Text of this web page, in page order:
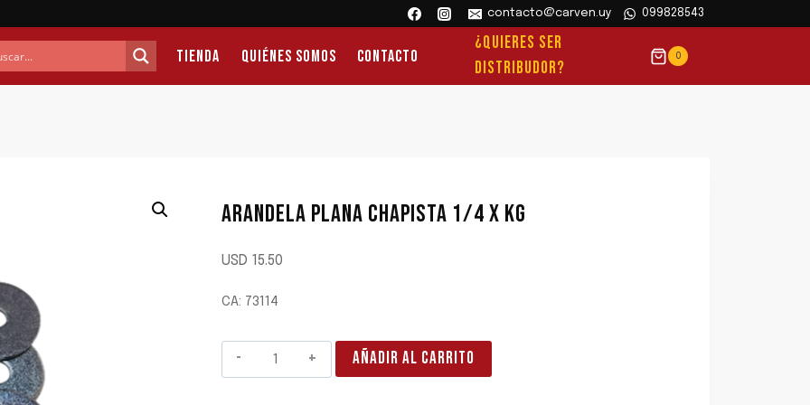
contacto@carven.uy 099828543
Tienda Quiénes Somos Contacto
¿QUIERES SER
DISTRIBUDOR?
0
ARANDELA PLANA CHAPISTA 1/4 X KG
USD 15.50
CA: 73114
ARANDELA
PLANA
AÑADIR AL CARRITO